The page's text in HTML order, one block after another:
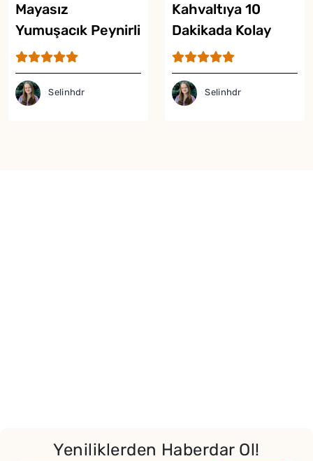
Mayasız
Yumuşacık Peynirli
Poğaça Tarifi
Selinhdr
Kahvaltıya 10
Dakikada Kolay
Poğaça Tarifi
Selinhdr
Yeniliklerden Haberdar Ol!